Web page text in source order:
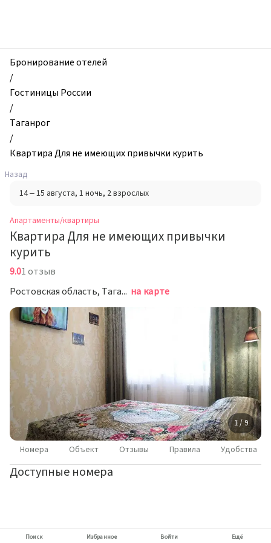
и
квартиры,
Квартира
Для
не
имеющих
привычки
курить,
Таганрог,
Россия
Бронирование отелей
/
Гостиницы России
/
Таганрог
/
Квартира Для не имеющих привычки курить
Назад
14 – 15 августа, 1 ночь, 2 взрослых
Апартаменты/квартиры
Квартира Для не имеющих привычки
курить
9.01 отзыв
Ростовская область, Таганрог, улица Москатова, 31-2 на карте
1 / 9
Номера Объект Отзывы Правила Удобства
Доступные номера
Поиск Избранное Войти Ещё